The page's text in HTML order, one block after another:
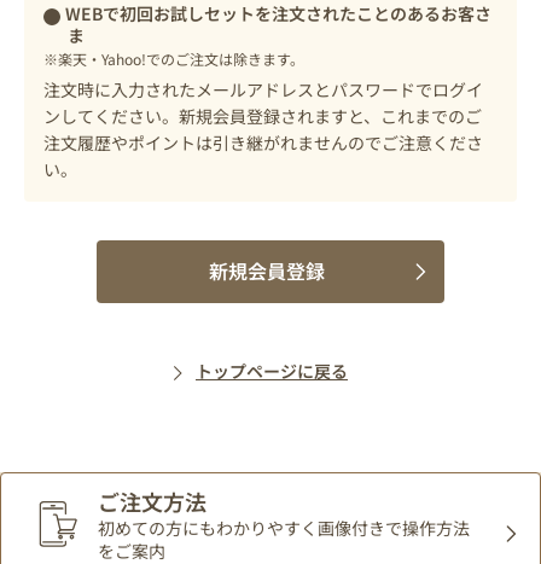
WEBで初回お試しセットを注文されたことのあるお客さ
ま
※楽天・Yahoo!でのご注文は除きます。
注文時に入力されたメールアドレスとパスワードでログイ
ンしてください。新規会員登録されますと、これまでのご
注文履歴やポイントは引き継がれませんのでご注意くださ
い。
新規会員登録
トップページに戻る
ご注文方法
初めての方にもわかりやすく 画像付きで操作方法
をご案内